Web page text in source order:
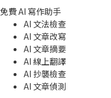
免費 AI 寫作助手
AI 文法檢查
AI 文章改寫
AI 文章摘要
AI 線上翻譯
AI 抄襲檢查
AI 文章偵測